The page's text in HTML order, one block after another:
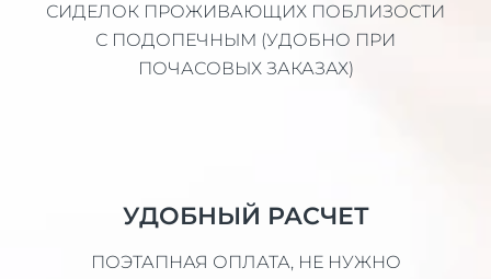
СИДЕЛОК ПРОЖИВАЮЩИХ ПОБЛИЗОСТИ
С ПОДОПЕЧНЫМ (УДОБНО ПРИ
ПОЧАСОВЫХ ЗАКАЗАХ)
УДОБНЫЙ РАСЧЕТ
ПОЭТАПНАЯ ОПЛАТА, НЕ НУЖНО